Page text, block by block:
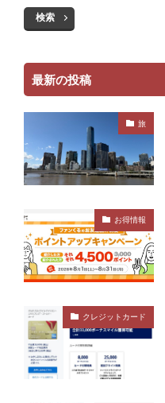
検索
最新の投稿
旅
お得情報
クレジットカード